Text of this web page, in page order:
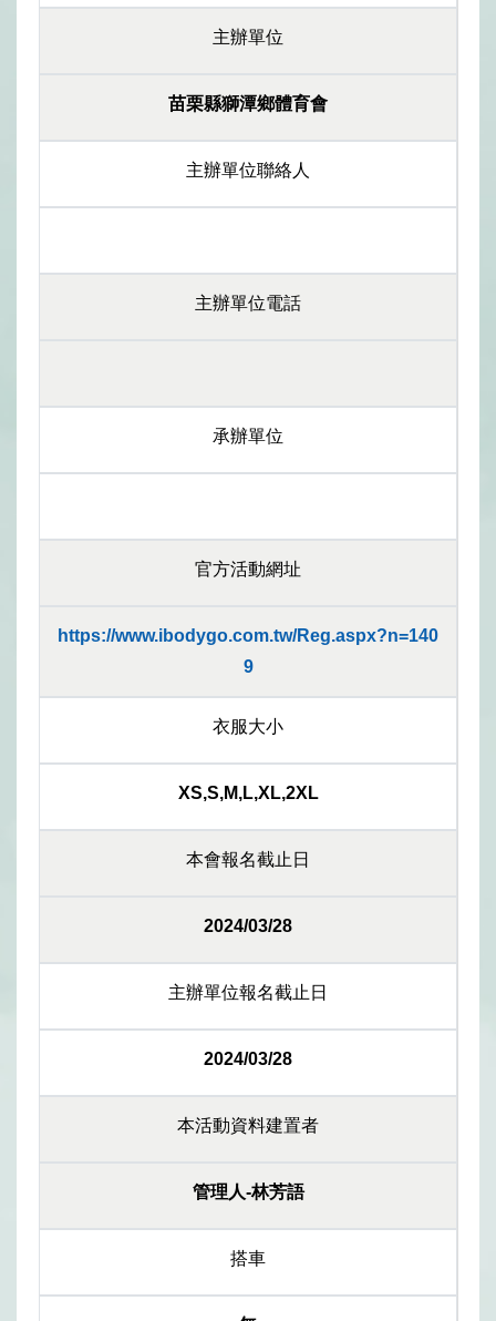
主辦單位
苗栗縣獅潭鄉體育會
主辦單位聯絡人
主辦單位電話
承辦單位
官方活動網址
https://www.ibodygo.com.tw/Reg.aspx?n=140
9
衣服大小
XS,S,M,L,XL,2XL
本會報名截止日
2024/03/28
主辦單位報名截止日
2024/03/28
本活動資料建置者
管理人-林芳語
搭車